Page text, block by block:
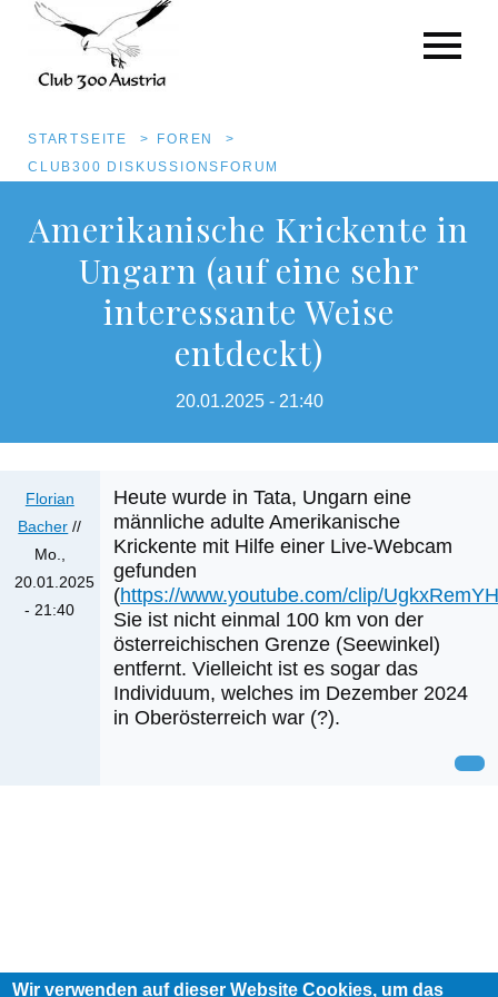
Direkt
zum
Pfadnavigation
STARTSEITE
FOREN
CLUB300 DISKUSSIONSFORUM
Amerikanische Krickente in
Ungarn (auf eine sehr
interessante Weise
entdeckt)
20.01.2025 - 21:40
Florian
Bacher //
Mo.,
20.01.2025
- 21:40
Heute wurde in Tata, Ungarn eine
männliche adulte Amerikanische
Krickente mit Hilfe einer Live-Webcam
gefunden
(https://www.youtube.com/clip/
Sie ist nicht einmal 100 km von der
österreichischen Grenze (Seewinkel)
entfernt. Vielleicht ist es sogar das
Individuum, welches im Dezember 2024
in Oberösterreich war (?).
Wir verwenden auf dieser Website Cookies, um das